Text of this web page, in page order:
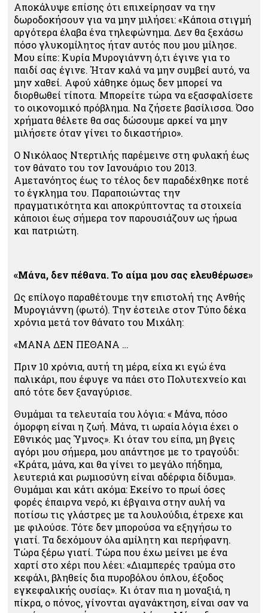
Αποκάλυψε επίσης ότι επιχείρησαν να την
δωροδοκήσουν για να μην μιλήσει: «Κάποια στιγμή
αργότερα έλαβα ένα τηλεφώνημα. Δεν θα ξεχάσω
πόσο γλυκομίλητος ήταν αυτός που μου μίλησε.
Μου είπε: Κυρία Μυρογιάννη ό,τι έγινε για το
παιδί σας έγινε. Ήταν καλά να μην συμβεί αυτό, να
μην χαθεί. Αφού χάθηκε όμως δεν μπορεί να
διορθωθεί τίποτα. Μπορείτε τώρα να εξασφαλίσετε
το οικονομικό πρόβλημα. Να ζήσετε βασίλισσα. Όσο
χρήματα θέλετε θα σας δώσουμε αρκεί να μην
μιλήσετε όταν γίνει το δικαστήριο».
Ο Νικόλαος Ντερτιλής παρέμεινε στη φυλακή έως
τον θάνατο του τον Ιανουάριο του 2013.
Αμετανόητος έως το τέλος δεν παραδέχθηκε ποτέ
το έγκλημα του. Παραποιώντας την
πραγματικότητα και αποκρύπτοντας τα στοιχεία
κάποιοι έως σήμερα τον παρουσιάζουν ως ήρωα
και πατριώτη.
«Μάνα, δεν πέθανα. Το αίμα μου σας ελευθέρωσε»
Ως επίλογο παραθέτουμε την επιστολή της Ανθής
Μυρογιάννη (φωτό). Την έστειλε στον Τύπο δέκα
χρόνια μετά τον θάνατο του Μιχάλη:
«ΜΑΝΑ ΔΕΝ ΠΕΘΑΝΑ …
Πριν 10 χρόνια, αυτή τη μέρα, είχα κι εγώ ένα
παλικάρι, που έφυγε να πάει στο Πολυτεχνείο και
από τότε δεν ξαναγύρισε.
Θυμάμαι τα τελευταία του λόγια: « Μάνα, πόσο
όμορφη είναι η ζωή. Μάνα, τι ωραία λόγια έχει ο
Εθνικός μας Ύμνος». Κι όταν του είπα, μη βγεις
αγόρι μου σήμερα, μου απάντησε με το τραγούδι:
«Κράτα, μάνα, και θα γίνει το μεγάλο πήδημα,
λευτεριά και ρωμιοσύνη είναι αδέρφια δίδυμα».
Θυμάμαι και κάτι ακόμα: Εκείνο το πρωί όσες
φορές έπαιρνα νερό, κι έβγαινα στην αυλή να
ποτίσω τις γλάστρες με τα λουλούδια, έτρεχε και
με φιλούσε. Τότε δεν μπορούσα να εξηγήσω το
γιατί. Τα δεχόμουν όλα αμίλητη και περήφανη.
Τώρα ξέρω γιατί. Τώρα που έχω μείνει με ένα
χαρτί στο χέρι που λέει: «Διαμπερές τραύμα στο
κεφάλι, βληθείς δια πυροβόλου όπλου, έξοδος
εγκεφαλικής ουσίας». Κι όταν πια η μοναξιά, η
πίκρα, ο πόνος, γίνονται αγανάκτηση, είναι σαν να